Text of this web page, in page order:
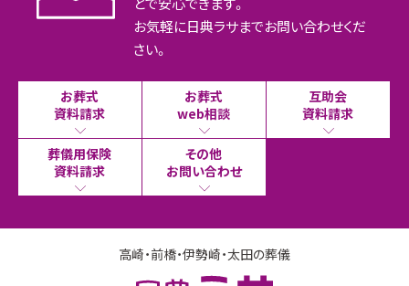
お気軽に日典ラサまでお問い合わせくだ
さい。
お葬式
資料請求
お葬式
web相談
互助会
資料請求
葬儀用保険
資料請求
その他
お問い合わせ
高崎・前橋・伊勢崎・太田の葬儀